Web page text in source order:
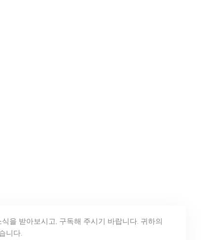
을 받아보시고, 구독해 주시기 바랍니다. 귀하의
니다.